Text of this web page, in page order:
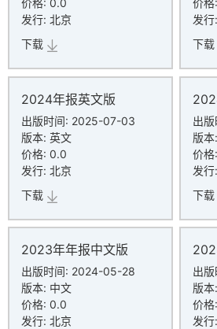
价格: 0.0
发行: 北京
下载
价
发
下载
2024年报英文版
出版时间: 2025-07-03
版本: 英文
价格: 0.0
发行: 北京
下载
出
版
价
发
下载
2023年年报中文版
出版时间: 2024-05-28
版本: 中文
价格: 0.0
发行: 北京
出
版
价
发